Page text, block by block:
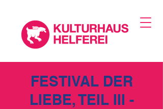
FESTIVAL DER
LIEBE, TEIL III -